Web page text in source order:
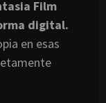
Film
digital.
en esas